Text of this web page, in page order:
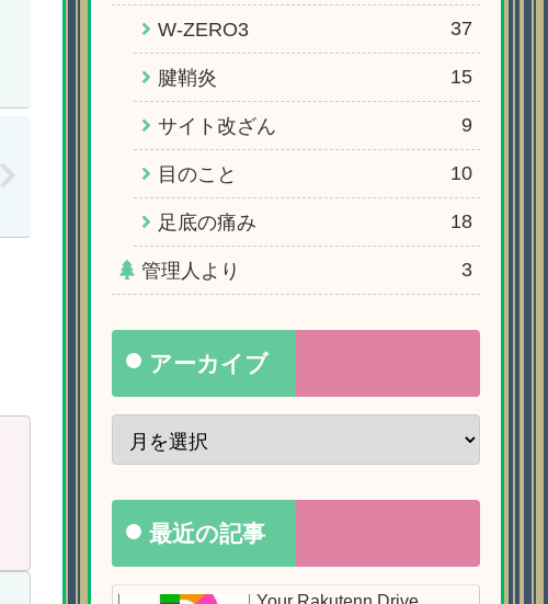
W-ZERO3 37
腱鞘炎 15
サイト改ざん 9
目のこと 10
足底の痛み 18
管理人より 3
アーカイブ
最近の記事